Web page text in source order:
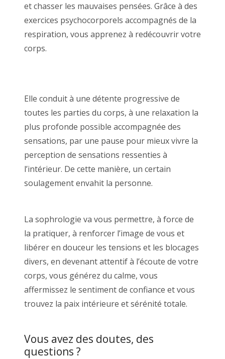
et chasser les mauvaises pensées. Grâce à des
exercices psychocorporels accompagnés de la
respiration, vous apprenez à redécouvrir votre
corps.
Elle conduit à une détente progressive de
toutes les parties du corps, à une relaxation la
plus profonde possible accompagnée des
sensations, par une pause pour mieux vivre la
perception de sensations ressenties à
l’intérieur. De cette manière, un certain
soulagement envahit la personne.
La sophrologie va vous permettre, à force de
la pratiquer, à renforcer l’image de vous et
libérer en douceur les tensions et les blocages
divers, en devenant attentif à l’écoute de votre
corps, vous générez du calme, vous
affermissez le sentiment de confiance et vous
trouvez la paix intérieure et sérénité totale.
Vous avez des doutes, des
questions ?